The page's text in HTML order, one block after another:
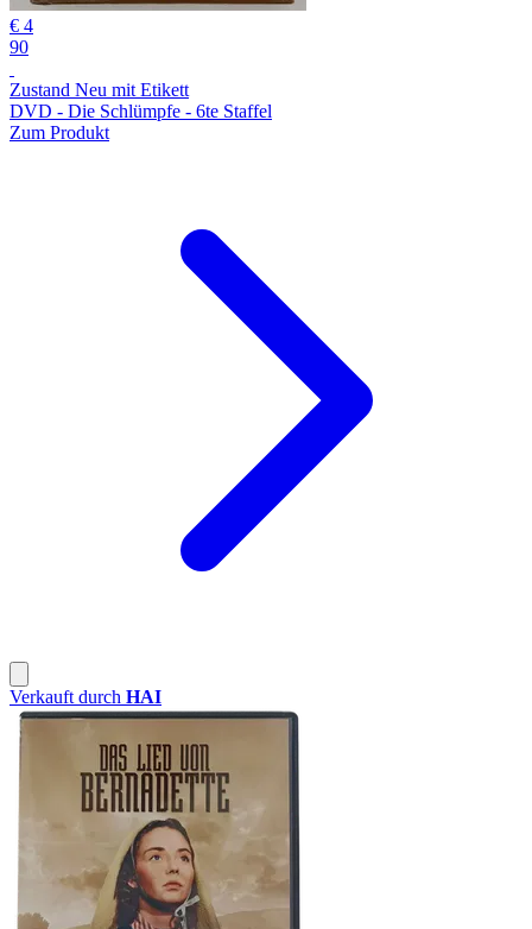
€ 4
90
Zustand Neu mit Etikett
DVD - Die Schlümpfe - 6te Staffel
Zum Produkt
Verkauft durch HAI